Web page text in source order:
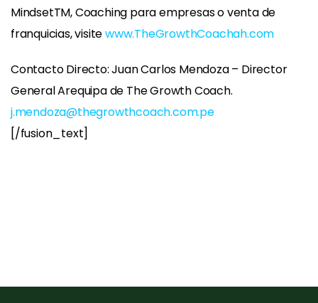
MindsetTM, Coaching para empresas o venta de
franquicias, visitewww.TheGrowthCoachah.com
Contacto Directo: Juan Carlos Mendoza – Director
General Arequipa de The Growth Coach.
j.mendoza@thegrowthcoach.com.pe
[/fusion_text]